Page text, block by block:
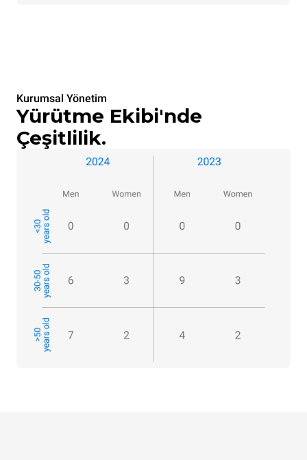
Kurumsal Yönetim
Yürütme Ekibi'nde
Çeşitlilik.